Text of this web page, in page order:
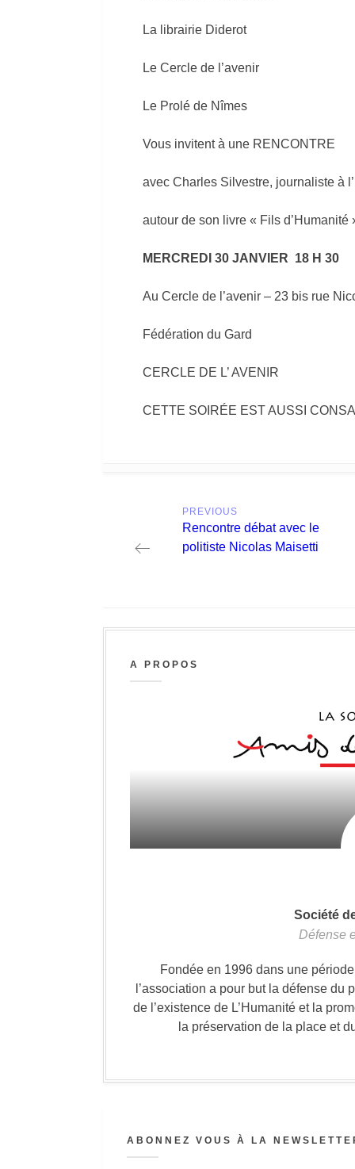
La librairie Diderot
Le Cercle de l’avenir
Le Prolé de Nîmes
Vous invitent à une RENCONTRE
avec Charles Silvestre, journaliste à
autour de son livre « Fils d’Humanité
MERCREDI 30 JANVIER 18 H 30
Au Cercle de l’avenir – 23 bis rue
Fédération du Gard
CERCLE DE L’ AVENIR
CETTE SOIRÉE EST AUSSI
navigation
PREVIOUS
Previous
post:
Rencontre débat avec le
politiste Nicolas Maisetti
A PROPOS
Société
Défense
Fondée en 1996 dans une
l’association a pour but la défense
de l’existence de L’Humanité et la
la préservation de la place et
ABONNEZ VOUS À LA